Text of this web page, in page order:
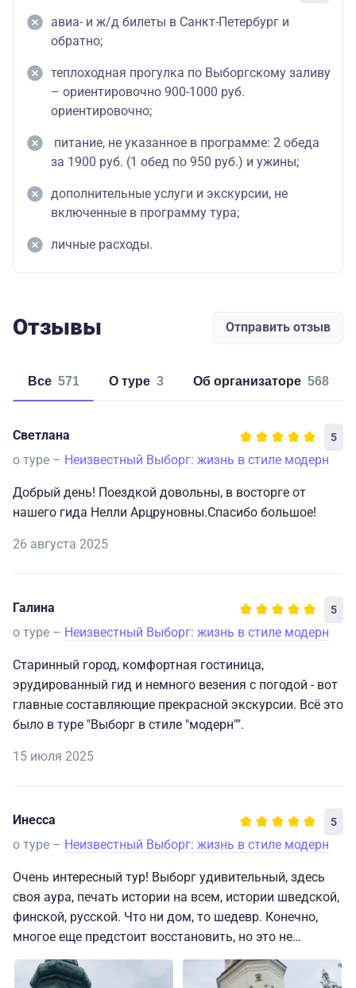
авиа- и ж/д билеты в Санкт-Петербург и
обратно;
теплоходная прогулка по Выборгскому заливу
– ориентировочно 900-1000 руб.
ориентировочно;
питание, не указанное в программе: 2 обеда
за 1900 руб. (1 обед по 950 руб.) и ужины;
дополнительные услуги и экскурсии, не
включенные в программу тура;
личные расходы.
Отзывы Отправить отзыв
Все 571 о туре 3 об организаторе 568
Светлана 5
о туре – Неизвестный Выборг: жизнь в стиле модерн
Добрый день! Поездкой довольны, в восторге от
нашего гида Нелли Арцруновны.Спасибо большое!
26 августа 2025
Галина 5
о туре – Неизвестный Выборг: жизнь в стиле модерн
Старинный город, комфортная гостиница,
эрудированный гид и немного везения с погодой - вот
главные составляющие прекрасной экскурсии. Всё это
было в туре "Выборг в стиле "модерн"".
15 июля 2025
Инесса 5
о туре – Неизвестный Выборг: жизнь в стиле модерн
Очень интересный тур! Выборг удивительный, здесь
своя аура, печать истории на всем, истории шведской,
финской, русской. Что ни дом, то шедевр. Конечно,
многое еще предстоит восстановить, но это не
отменяет очарования города. А как здорово
прокатиться по Выборгскому заливу, подышать